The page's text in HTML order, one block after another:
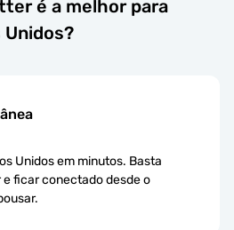
é a melhor para
Unidos?
Unidos em minutos. Basta
ficar conectado desde o